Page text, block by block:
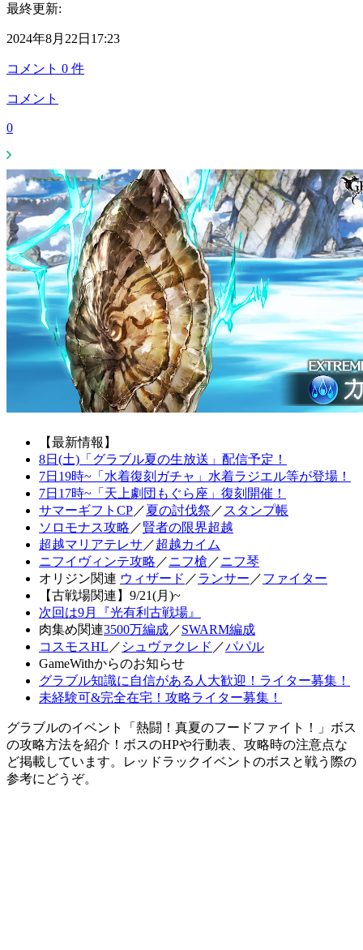
最終更新:
2024年8月22日17:23
コメント 0 件
コメント
0
【最新情報】
8日(土)「グラブル夏の生放送」配信予定！
7日19時~「水着復刻ガチャ」水着ラジエル等が登場！
7日17時~「天上劇団もぐら座」復刻開催！
サマーギフトCP／夏の討伐祭 ／ スタンプ帳
ソロモナス攻略 ／賢者の限界超越
超越マリアテレサ ／超越カイム
ニフイヴィンテ攻略 ／ニフ槍 ／ニフ琴
オリジン関連 ウィザード ／ランサー ／ファイター
【古戦場関連】9/21(月)~
次回は9月『光有利古戦場』
肉集め関連3500万編成／SWARM編成
コスモスHL ／ シュヴァクレド ／パパル
GameWithからのお知らせ
グラブル知識に自信がある人大歓迎！ライター募集！
未経験可&完全在宅！攻略ライター募集！
グラブルのイベント「熱闘！真夏のフードファイト！」ボス
の攻略方法を紹介！ボスのHPや行動表、攻略時の注意点な
ど掲載しています。レッドラックイベントのボスと戦う際の
参考にどうぞ。